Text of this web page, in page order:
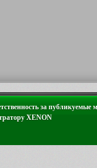
за публикуемые
XENON